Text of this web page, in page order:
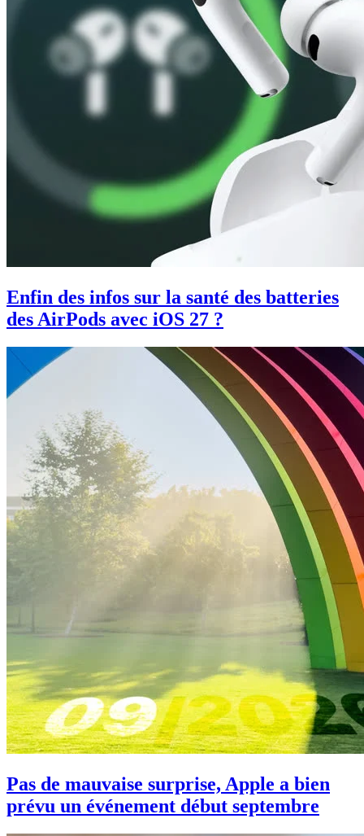
Enfin des infos sur la santé des batteries
des AirPods avec iOS 27 ?
Pas de mauvaise surprise, Apple a bien
prévu un événement début septembre